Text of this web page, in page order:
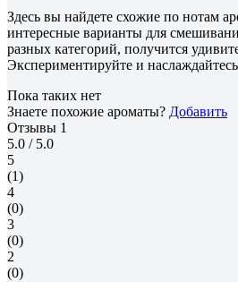
Здесь вы найдете схожие по нотам
интересные варианты для
разных категорий, получится
Экспериментируйте и
Пока таких нет
Знаете похожие ароматы? Добавить
Отзывы 1
5.0 / 5.0
5
(1)
4
(0)
3
(0)
2
(0)